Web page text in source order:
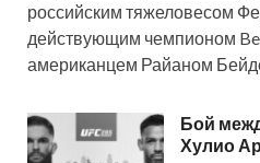
российским тяжеловесом
действующим чемпионом
американцем Райаном
Бой
Хулио